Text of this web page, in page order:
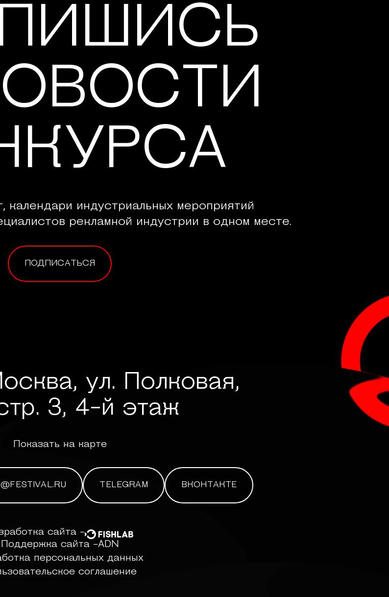
календари индустриальных мероприятий
рекламной индустрии в одном месте.
ПОДПИСАТЬСЯ
ул. Полковая,
3, 4-й этаж
Показать на карте
TELEGRAM ВКОНТАКТЕ
сайта -
Поддержка сайта -ADN
персональных данных
соглашение